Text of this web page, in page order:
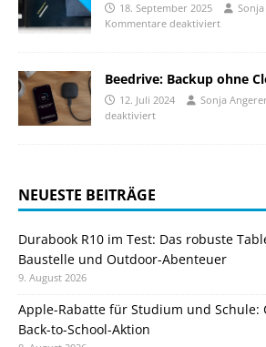
18. September 2025
Kommentare deaktiviert
Beedrive: Backup ohne
12. Juli 2024 Sonja
deaktiviert
NEUESTE BEITRÄGE
Durabook R10 im Test: Das robuste
Baustelle und Outdoor-Abenteuer
9. August 2026
Apple-Rabatte für Studium und Schule:
Back-to-School-Aktion